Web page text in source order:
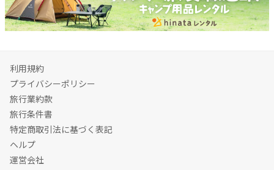
利用規約
プライバシーポリシー
旅行業約款
旅行条件書
特定商取引法に基づく表記
ヘルプ
運営会社